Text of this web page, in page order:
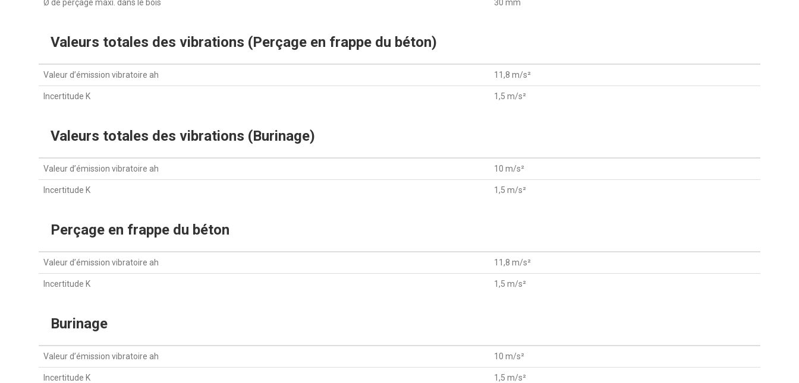
Ø de perçage maxi. dans le bois 30 mm
Valeurs totales des vibrations (Perçage en frappe du béton)
Valeur d’émission vibratoire ah 11,8 m/s²
Incertitude K 1,5 m/s²
Valeurs totales des vibrations (Burinage)
Valeur d’émission vibratoire ah 10 m/s²
Incertitude K 1,5 m/s²
Perçage en frappe du béton
Valeur d’émission vibratoire ah 11,8 m/s²
Incertitude K 1,5 m/s²
Burinage
Valeur d’émission vibratoire ah 10 m/s²
Incertitude K 1,5 m/s²